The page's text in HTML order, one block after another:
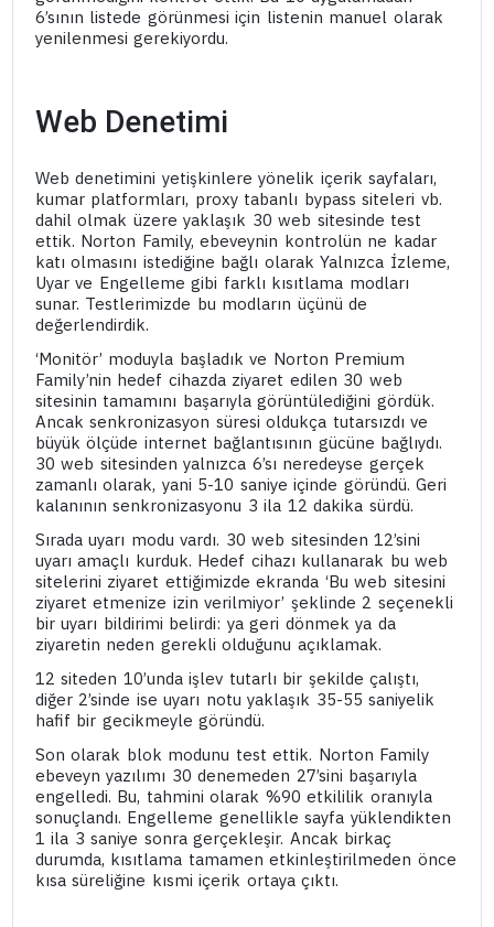
6’sının listede görünmesi için listenin manuel olarak
yenilenmesi gerekiyordu.
Web Denetimi
Web denetimini yetişkinlere yönelik içerik sayfaları,
kumar platformları, proxy tabanlı bypass siteleri vb.
dahil olmak üzere yaklaşık 30 web sitesinde test
ettik. Norton Family, ebeveynin kontrolün ne kadar
katı olmasını istediğine bağlı olarak Yalnızca İzleme,
Uyar ve Engelleme gibi farklı kısıtlama modları
sunar. Testlerimizde bu modların üçünü de
değerlendirdik.
‘Monitör’ moduyla başladık ve Norton Premium
Family’nin hedef cihazda ziyaret edilen 30 web
sitesinin tamamını başarıyla görüntülediğini gördük.
Ancak senkronizasyon süresi oldukça tutarsızdı ve
büyük ölçüde internet bağlantısının gücüne bağlıydı.
30 web sitesinden yalnızca 6’sı neredeyse gerçek
zamanlı olarak, yani 5-10 saniye içinde göründü. Geri
kalanının senkronizasyonu 3 ila 12 dakika sürdü.
Sırada uyarı modu vardı. 30 web sitesinden 12’sini
uyarı amaçlı kurduk. Hedef cihazı kullanarak bu web
sitelerini ziyaret ettiğimizde ekranda ‘Bu web sitesini
ziyaret etmenize izin verilmiyor’ şeklinde 2 seçenekli
bir uyarı bildirimi belirdi: ya geri dönmek ya da
ziyaretin neden gerekli olduğunu açıklamak.
12 siteden 10’unda işlev tutarlı bir şekilde çalıştı,
diğer 2’sinde ise uyarı notu yaklaşık 35-55 saniyelik
hafif bir gecikmeyle göründü.
Son olarak blok modunu test ettik. Norton Family
ebeveyn yazılımı 30 denemeden 27’sini başarıyla
engelledi. Bu, tahmini olarak %90 etkililik oranıyla
sonuçlandı. Engelleme genellikle sayfa yüklendikten
1 ila 3 saniye sonra gerçekleşir. Ancak birkaç
durumda, kısıtlama tamamen etkinleştirilmeden önce
kısa süreliğine kısmi içerik ortaya çıktı.